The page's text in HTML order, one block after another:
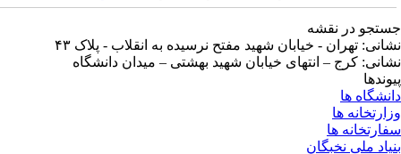
در نقشه
تهران - خیابان شهید مفتح نرسیده به انقلاب - پلاک ۴۳
کرج – انتهای خیابان شهید بهشتی – میدان دانشگاه
ها
ها
ها
ملی نخبگان